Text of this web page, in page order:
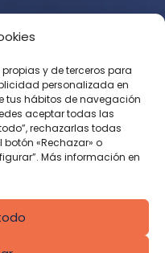
y de terceros para
personalizada en
tus hábitos de navegación
aceptar todas las
rechazarlas todas
«Rechazar» o
Más información en
de Contratación